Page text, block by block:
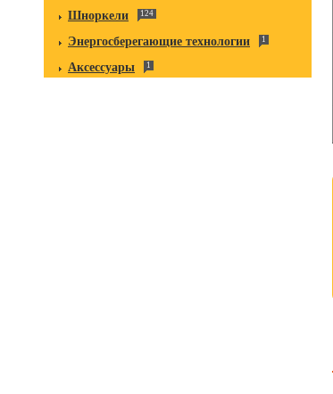
Шноркели 124
Энергосберегающие технологии 1
Аксессуары 1